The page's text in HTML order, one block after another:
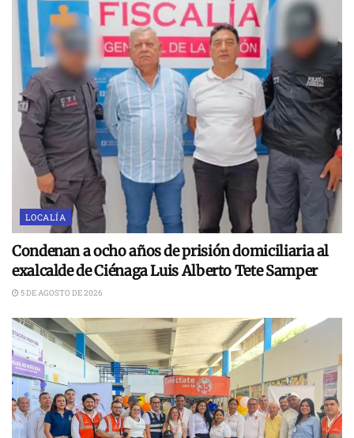
LOCALÍA
Condenan a ocho años de prisión domiciliaria al
exalcalde de Ciénaga Luis Alberto Tete Samper
5 DE AGOSTO DE 2026